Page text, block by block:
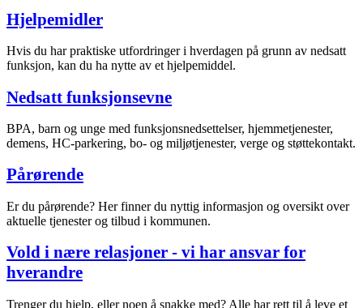
Hjelpemidler
Hvis du har praktiske utfordringer i hverdagen på grunn av nedsatt
funksjon, kan du ha nytte av et hjelpemiddel.
Nedsatt funksjonsevne
BPA, barn og unge med funksjonsnedsettelser, hjemmetjenester,
demens, HC-parkering, bo- og miljøtjenester, verge og støttekontakt.
Pårørende
Er du pårørende? Her finner du nyttig informasjon og oversikt over
aktuelle tjenester og tilbud i kommunen.
Vold i nære relasjoner - vi har ansvar for
hverandre
Trenger du hjelp, eller noen å snakke med? Alle har rett til å leve et